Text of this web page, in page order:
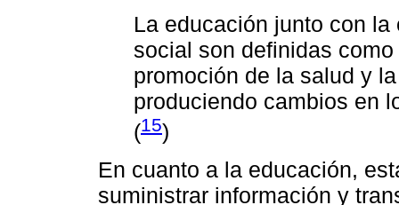
La educación junto con
social son definidas
promoción de la salud y
produciendo cambios en
(15)
En cuanto a la educación,
suministrar información y